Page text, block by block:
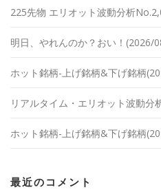
225先物 エリオット波動分析
明日、やれんのか？おい！(2026/
ホット銘柄-上げ銘柄&下げ銘柄
リアルタイム・エリオット波動
ホット銘柄-上げ銘柄&下げ銘柄
最近のコメント